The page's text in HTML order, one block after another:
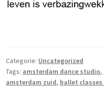
Categorie: Uncategorized
Tags: amsterdam dance studio,
amsterdam zuid, ballet